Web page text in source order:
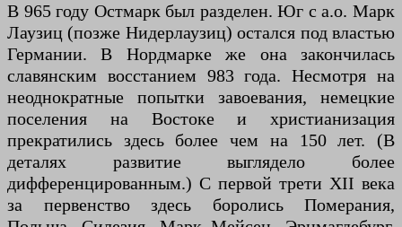
В 965 году Остмарк был разделен. Юг с а.о. Марк
Лаузиц (позже Нидерлаузиц) остался под властью
Германии. В Нордмарке же она закончилась
славянским восстанием 983 года. Несмотря на
неоднократные попытки завоевания, немецкие
поселения на Востоке и христианизация
прекратились здесь более чем на 150 лет. (В
деталях развитие выглядело более
дифференцированным.) С первой трети XII века
за первенство здесь боролись Померания,